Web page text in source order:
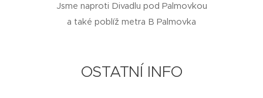
Jsme naproti Divadlu pod Palmovkou
a také poblíž metra B Palmovka
OSTATNÍ INFO